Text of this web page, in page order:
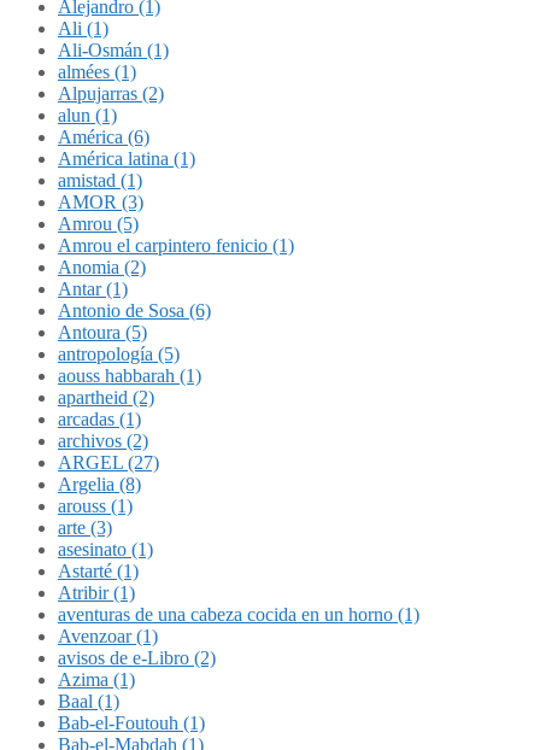
Alejandro (1)
Ali (1)
Ali-Osmán (1)
almées (1)
Alpujarras (2)
alun (1)
América (6)
América latina (1)
amistad (1)
AMOR (3)
Amrou (5)
Amrou el carpintero fenicio (1)
Anomia (2)
Antar (1)
Antonio de Sosa (6)
Antoura (5)
antropología (5)
aouss habbarah (1)
apartheid (2)
arcadas (1)
archivos (2)
ARGEL (27)
Argelia (8)
arouss (1)
arte (3)
asesinato (1)
Astarté (1)
Atribir (1)
aventuras de una cabeza cocida en un horno (1)
Avenzoar (1)
avisos de e-Libro (2)
Azima (1)
Baal (1)
Bab-el-Foutouh (1)
Bab-el-Mabdah (1)